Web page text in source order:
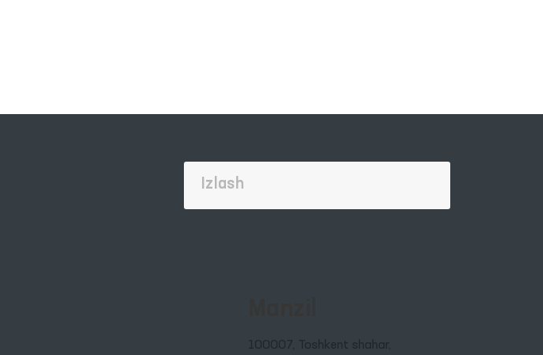
100007, Toshkent shahar,